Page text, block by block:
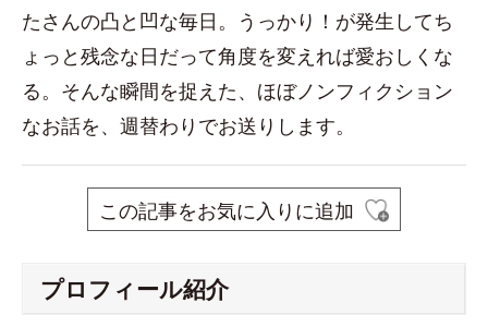
たさんの凸と凹な毎日。うっかり！が発生してち
ょっと残念な日だって角度を変えれば愛おしくな
る。そんな瞬間を捉えた、ほぼノンフィクション
なお話を、週替わりでお送りします。
この記事をお気に入りに追加
プロフィール紹介